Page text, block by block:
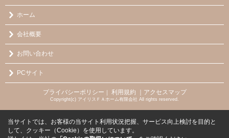
ホーム
会社概要
お問い合わせ
PCサイト
プライバシーポリシー 利用規約 ｜アクセスマップ
Copyright(c) アイリスＦＡホーム有限会社 All rights reserved.
当サイトでは、お客様の当サイト利用状況把握、サービス向上検討を目的と
して、クッキー（Cookie）を使用しています。